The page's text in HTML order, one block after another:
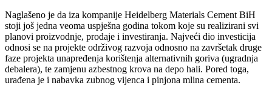
Naglašeno je da iza kompanije Heidelberg Materials Cement BiH
stoji još jedna veoma uspješna godina tokom koje su realizirani svi
planovi proizvodnje, prodaje i investiranja. Najveći dio investicija
odnosi se na projekte održivog razvoja odnosno na završetak druge
faze projekta unapređenja korištenja alternativnih goriva (ugradnja
debalera), te zamjenu azbestnog krova na depo hali. Pored toga,
urađena je i nabavka zubnog vijenca i pinjona mlina cementa.